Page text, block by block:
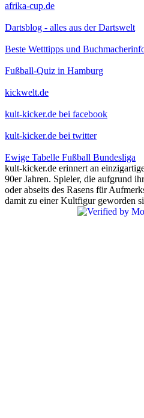
afrika-cup.de
Dartsblog - alles aus der Dartswelt
Beste Wetttipps und
Fußball-Quiz in Hamburg
kickwelt.de
kult-kicker.de bei facebook
kult-kicker.de bei twitter
Ewige Tabelle Fußball Bundesliga
kult-kicker.de erinnert an
90er Jahren. Spieler, die aufgrund
oder abseits des Rasens für
damit zu einer Kultfigur geworden